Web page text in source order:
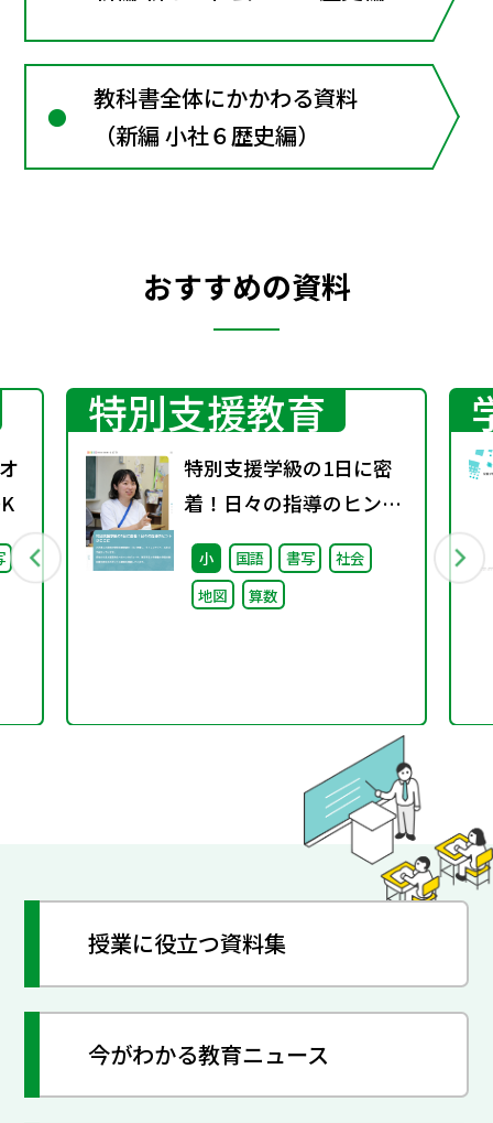
教科書全体にかかわる資料
（新編 小社６歴史編）
おすすめの資料
特別支援教育
特別支援学級の1日に密
着！日々の指導のヒント
がここに
小 国語 書写
社会
地図
算数
授業に役立つ資料集
今がわかる教育ニュース